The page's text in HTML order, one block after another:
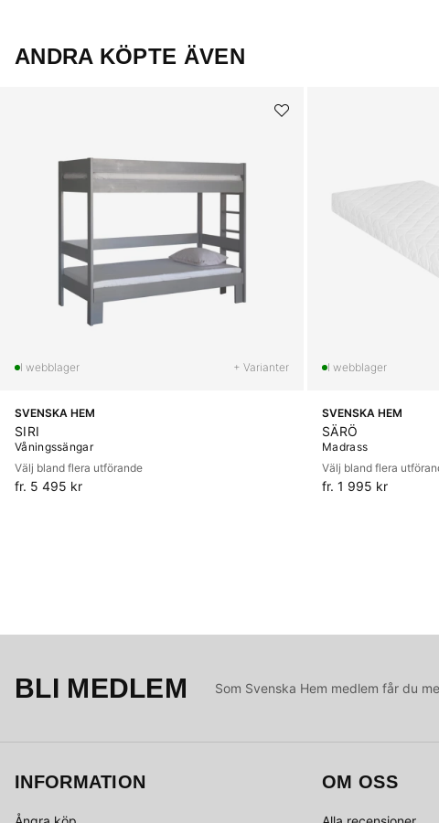
ANDRA KÖPTE ÄVEN
+ Varianter
SVENSKA HEM
SIRI
Våningssängar
Välj bland flera utförande
fr. 5 495 kr
SVENSKA HEM
SÄRÖ
Madrass
Välj bland flera
fr. 1 995 kr
BLI MEDLEM Som Svenska Hem medlem får du
INFORMATION OM OSS